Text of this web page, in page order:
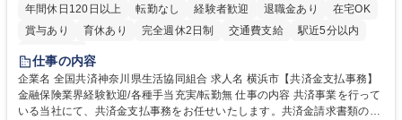
年間休日120日以上
転勤なし 経験者歓迎 退職金あり
在宅OK
賞与あり
育休あり 完全週休2日制 交通費支給
駅近5分以内
土日祝休み
仕事の内容
企業名 全国共済神奈川県生活協同組合 求人名 横浜市【共済金支払事務】
金融保険業界経験歓迎/各種手当充実/転勤無 仕事の内容 共済事業を行って
いる当社にて、共済金支払事務をお任せいたします。共済金請求書類の受